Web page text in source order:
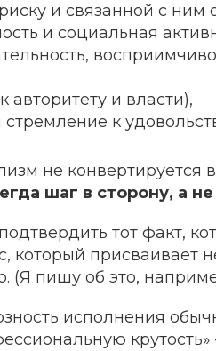
и связанной с ним
и социальная
авторитету и власти),
к
не конвертируется в
шаг в сторону, а
тот факт,
который присваивает
(Я пишу об это,
исполнения